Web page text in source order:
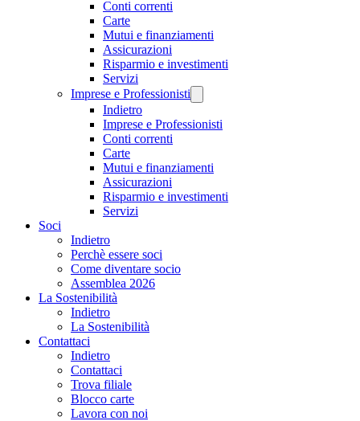
Conti correnti
Carte
Mutui e finanziamenti
Assicurazioni
Risparmio e investimenti
Servizi
Imprese e Professionisti
Indietro
Imprese e Professionisti
Conti correnti
Carte
Mutui e finanziamenti
Assicurazioni
Risparmio e investimenti
Servizi
Soci
Indietro
Perchè essere soci
Come diventare socio
Assemblea 2026
La Sostenibilità
Indietro
La Sostenibilità
Contattaci
Indietro
Contattaci
Trova filiale
Blocco carte
Lavora con noi